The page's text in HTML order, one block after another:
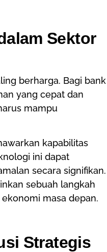
Sektor
berharga. Bagi bank
yang cepat dan
mampu
kapabilitas
ini dapat
secara signifikan.
sebuah langkah
masa depan.
Strategis